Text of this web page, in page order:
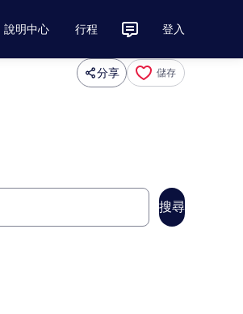
說明中心 行程 登入
分享 儲存
搜尋